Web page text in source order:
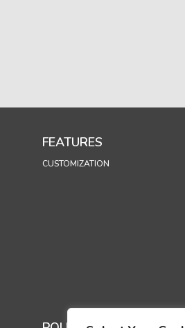
FEATURES
CUSTOMIZATION